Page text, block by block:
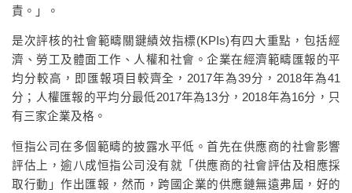
責。」。
是次評核的社會範疇關鍵績效指標(KPIs)有四大重點，包括經
濟、勞工及體面工作、人權和社會。企業在經濟範疇匯報的平
均分較高，即匯報項目較齊全，2017年為39分，2018年為41
分；人權匯報的平均分最低2017年為13分，2018年為16分，只
有三家企業及格。
恒指公司在多個範疇的披露水平低。首先在供應商的社會影響
評估上，逾八成恒指公司没有就「供應商的社會評估及相應採
取行動」作出匯報，然而，跨國企業的供應鏈無遠弗屆，好的